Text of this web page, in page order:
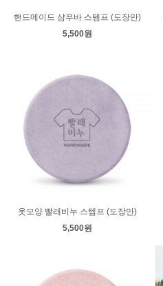
핸드메이드 샴푸바 스템프 (도장만)
5,500원
옷모양 빨래비누 스템프 (도장만)
5,500원